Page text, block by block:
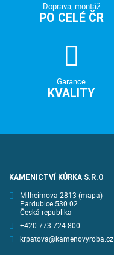
Doprava, montáž
PO CELÉ ČR
Garance
KVALITY
KAMENICTVÍ KŮRKA S.R.O
Milheimova 2813 (mapa)
Pardubice 530 02
Česká republika
+420 773 724 800
krpatova@kamenovyroba.cz